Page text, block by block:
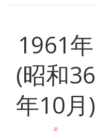
1961年
(昭和36
年10月)